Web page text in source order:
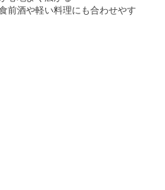
前酒や軽い料理にも合わせやす